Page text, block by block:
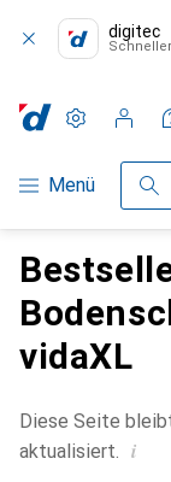
digitec
Navigation nach
Menü Suche
Einstellungen
Kundenkonto
Merklisten
Warenkorb
vidaXL
Diese Seite
aktualisiert. i